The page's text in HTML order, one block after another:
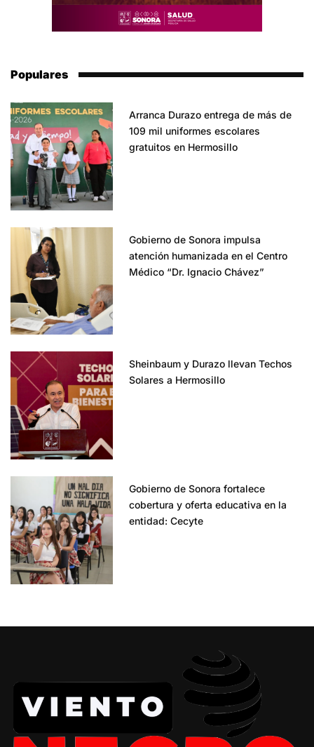
Populares
Arranca Durazo entrega de más de
109 mil uniformes escolares
gratuitos en Hermosillo
Gobierno de Sonora impulsa
atención humanizada en el Centro
Médico “Dr. Ignacio Chávez”
Sheinbaum y Durazo llevan Techos
Solares a Hermosillo
Gobierno de Sonora fortalece
cobertura y oferta educativa en la
entidad: Cecyte